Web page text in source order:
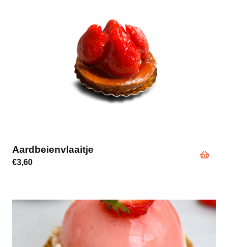
Aardbeienvlaaitje
€3,60